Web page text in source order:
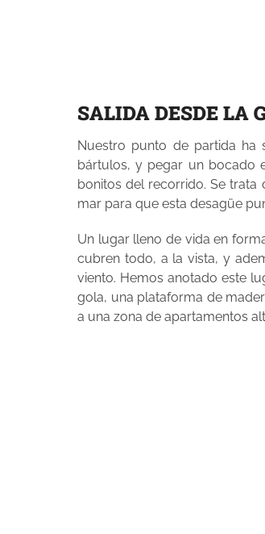
SALIDA DESDE LA
Nuestro punto de partida ha
bártulos, y pegar un bocado
bonitos del recorrido. Se trata
mar para que esta desagüe
Un lugar lleno de vida en
cubren todo, a la vista, y
viento. Hemos anotado este
gola, una plataforma de
a una zona de apartamentos